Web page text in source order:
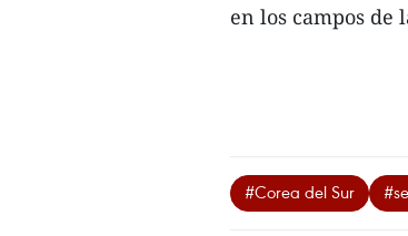
en los campos de
#Corea del Sur